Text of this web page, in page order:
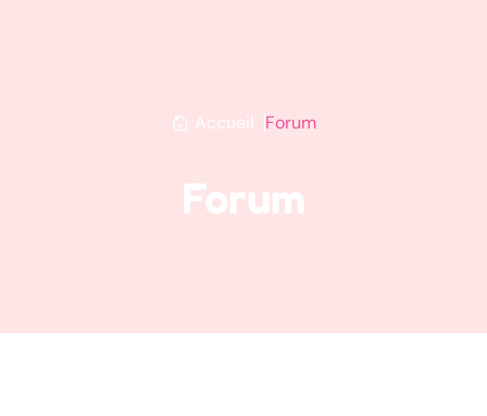
Accueil Forum
Forum